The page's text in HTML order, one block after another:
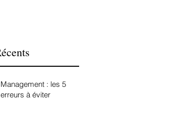
Management : les 5
erreurs à éviter